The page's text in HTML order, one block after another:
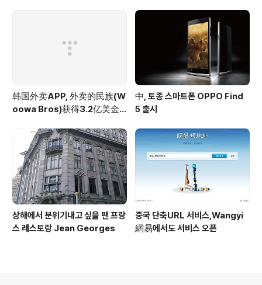
韩国外卖APP, 外卖的民族(W
oowa Bros)获得3.2亿美金
中, 토종 스마트폰 OPPO Find
5 출시
상해에서 분위기내고 싶을 땐 프랑
스 레스토랑 Jean Georges
중국 단축URL 서비스,Wangyi
網易에서도 서비스 오픈